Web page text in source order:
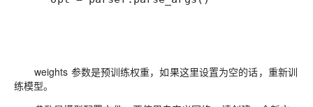
weights 参数是预训练权重，如果这里设置为空的话，重新训
练模型。